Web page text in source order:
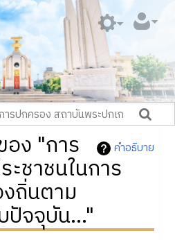
คำอธิบาย
อง "การ
ชาชนในการ
ถิ่นตาม
จจุบัน..."